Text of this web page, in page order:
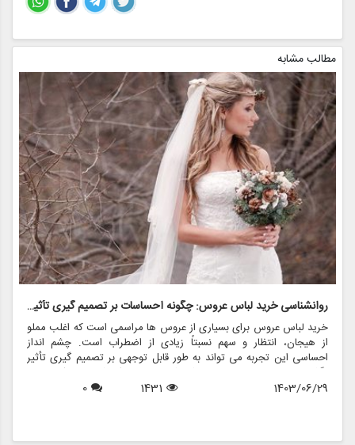
مطالب مشابه
روانشناسی خرید لباس عروس: چگونه احساسات بر تصمیم گیری تأثیر می گذارد
خرید لباس عروس برای بسیاری از عروس ها مراسمی است که اغلب مملو
از هیجان، انتظار و سهم نسبتاً زیادی از اضطراب است. چشم انداز
احساسی این تجربه می تواند به طور قابل توجهی بر تصمیم گیری تأثیر
بگذارد و منجر به انتخاب هایی شود که نه تنها سبک شخصی بلکه عوامل
روانی عمیق تری را نیز منعکس می کند. در این مقاله، روانشناسی خرید
1403/06/29
1431
0